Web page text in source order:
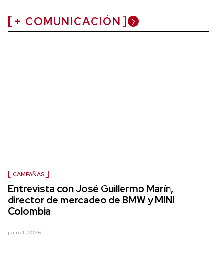
+ COMUNICACIÓN
CAMPAÑAS
Entrevista con José Guillermo Marín,
director de mercadeo de BMW y MINI
Colombia
junio 1, 2026